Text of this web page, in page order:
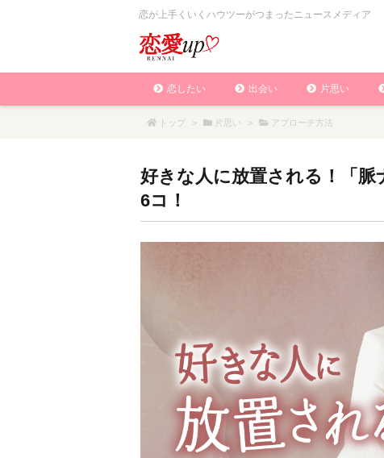
恋が上手くいくハウツーがつまったニュースメディア
恋したい 出会い 片思い
トップ > 片思い > アプローチ方法
好きな人に放置される！「
6コ！